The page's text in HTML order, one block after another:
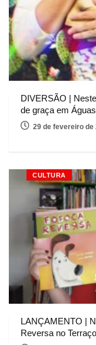
DIVERSÃO |
de graça em
29 de fevereiro de
CULTURA
LANÇAMENTO |
Reversa no